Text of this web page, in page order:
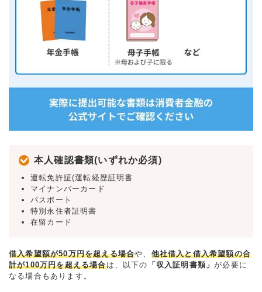
本人確認書類(いずれか必須)
運転免許証(運転経歴証明書
マイナンバーカード
パスポート
特別永住者証明書
在留カード
借入希望額が50万円を超える場合や、 他社借入と借入希望額の合
計が100万円を超える場合は、以下の 「収入証明書類」が必要に
なる場合もあります。